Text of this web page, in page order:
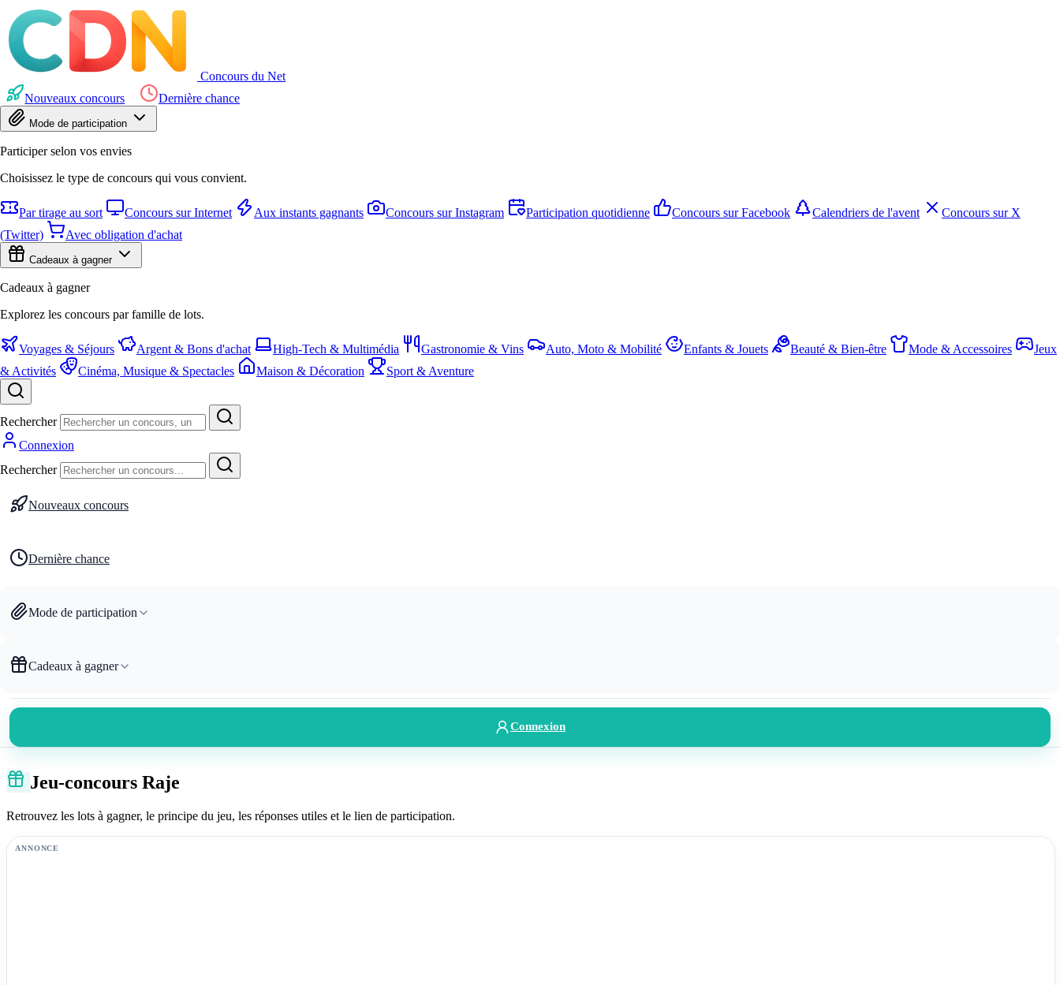
Concours du Net
Nouveaux concours
Dernière chance
Mode de participation
Participer selon vos envies
Choisissez le type de concours qui vous convient.
Par tirage au sort Concours sur Internet Aux instants gagnants Concours sur Instagram Participation quotidienne Concours sur Facebook Calendriers de l'avent
Concours sur X
(Twitter)
Avec obligation d'achat
Cadeaux à gagner
Cadeaux à gagner
Explorez les concours par famille de lots.
Voyages & Séjours Argent & Bons d'achat High-Tech & Multimédia Gastronomie & Vins Auto, Moto & Mobilité Enfants & Jouets Beauté & Bien-être Mode & Accessoires
Jeux
& Activités
Cinéma, Musique & Spectacles Maison & Décoration Sport & Aventure
Rechercher
Connexion
Rechercher
Nouveaux concours
Dernière chance
Mode de participation
Cadeaux à gagner
Connexion
Jeu-concours Raje
Retrouvez les lots à gagner, le principe du jeu, les réponses utiles et le lien de participation.
ANNONCE